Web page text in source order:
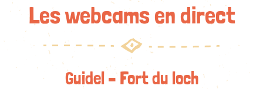
Les webcams en direct
Guidel – Fort du loch